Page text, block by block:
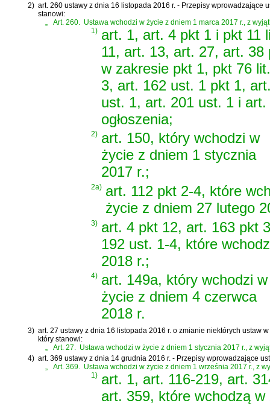
2) art. 260 ustawy z dnia 16 listopada 2016 r. - Przepisy wprowadzające
stanowi:
Art. 260.
Ustawa wchodzi w życie z dniem 1 marca 2017 r., z
1) art. 1, art. 4 pkt 1 i pkt 11
11, art. 13, art. 27, art.
w zakresie pkt 1, pkt 76
3, art. 162 ust. 1 pkt 1,
ust. 1, art. 201 ust. 1 i
ogłoszenia;
2) art. 150, który wchodzi w
życie z dniem 1 stycznia
2017 r.;
2a) art. 112 pkt 2-4, które
życie z dniem 27 lutego
3) art. 4 pkt 12, art. 163 pkt
192 ust. 1-4, które
2018 r.;
4) art. 149a, który wchodzi w
życie z dniem 4 czerwca
2018 r.
3) art. 27 ustawy z dnia 16 listopada 2016 r. o zmianie niektórych ustaw
który stanowi:
„
Art. 27. Ustawa wchodzi w życie z dniem 1 stycznia 2017 r., z
4) art. 369 ustawy z dnia 14 grudnia 2016 r. - Przepisy wprowadzające
„
Art. 369. Ustawa wchodzi w życie z dniem 1 września 2017 r., z
1) art. 1, art. 116-219, art.
art. 359, które wchodzą w